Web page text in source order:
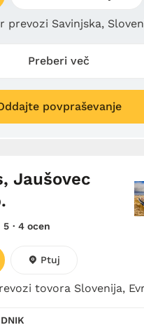
prevozi Savinjska,
Preberi več
povpraševanje
Jaušovec
5 · 4 ocen
tovora Slovenija,
Ptuj